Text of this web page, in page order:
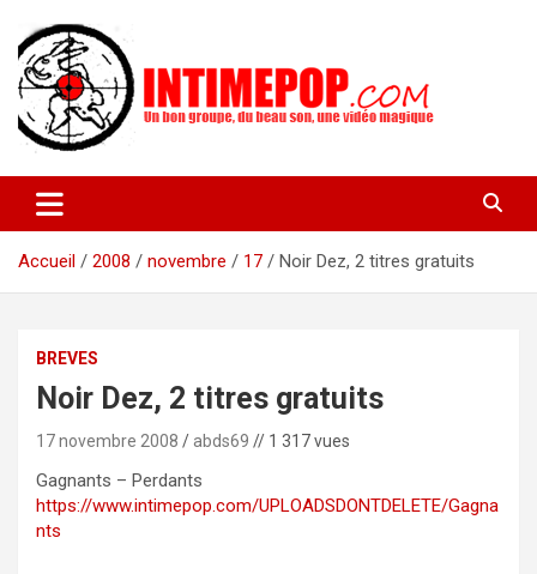
contenu
intimepop.com
actuelles pop rock, post-rock, indé sur Lyon. rock pop concert
lyon
Accueil
2008 novembre 17 Noir Dez, 2 titres gratuits
BREVES
Noir Dez, 2 titres gratuits
17 novembre 2008 abds69 // 1 317 vues
Gagnants – Perdants
https://www.intimepop.com/UPLOADSDONTDELETE/Gagna
nts